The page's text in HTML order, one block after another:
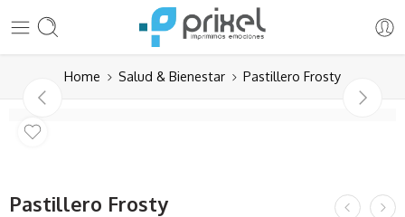
Home Salud & Bienestar Pastillero Frosty
Pastillero Frosty